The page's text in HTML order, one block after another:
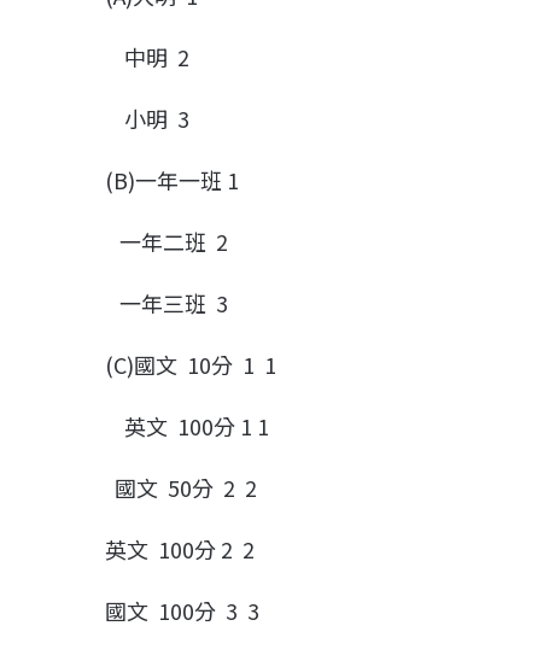
中明 2
小明 3
(B)一年一班 1
一年二班 2
一年三班 3
(C)國文 10分 1 1
英文 100分 1 1
國文 50分 2 2
英文 100分 2 2
國文 100分 3 3